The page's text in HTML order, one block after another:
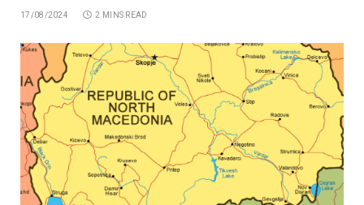
17/08/2024 2 MINS READ